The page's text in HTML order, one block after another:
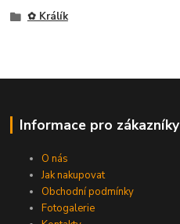
✿ Králík
Informace pro zákazníky
O nás
Jak nakupovat
Obchodní podmínky
Fotogalerie